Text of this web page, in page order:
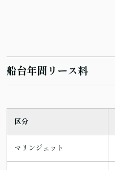
船台年間リース料
区分
マリンジェット